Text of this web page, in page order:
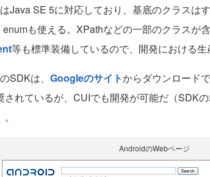
Java SE 5に対応しており、基底のクラスは
も使える。XPathなどの一部のクラスが
等も標準装備しているので、開発における生
SDKは、 Googleのサイトからダウンロード
されているが、CUIでも開発が可能だ（SDK
AndroidのWebページ